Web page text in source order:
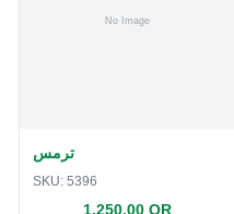
ترمس
SKU: 5396
1,250.00 QR